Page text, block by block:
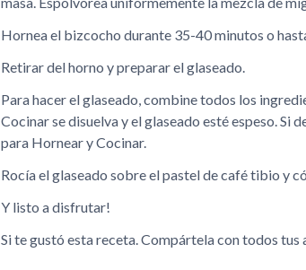
Hornea el bizcocho durante 35-40 minutos o
Retirar del horno y preparar el glaseado.
Para hacer el glaseado, combine todos los
Cocinar se disuelva y el glaseado esté espeso. Si
para Hornear y Cocinar.
Rocía el glaseado sobre el pastel de café tibio y
Y listo a disfrutar!
Si te gustó esta receta. Compártela con todos tus